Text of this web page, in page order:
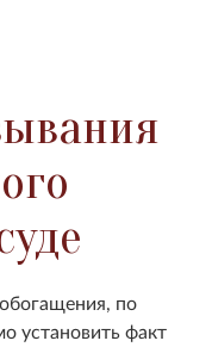
по
установить факт